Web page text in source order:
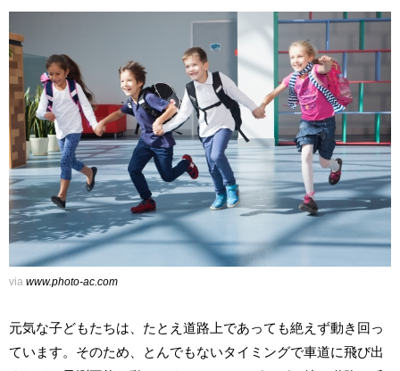
via www.photo-ac.com
元気な子どもたちは、たとえ道路上であっても絶えず動き回っ
ています。そのため、とんでもないタイミングで車道に飛び出